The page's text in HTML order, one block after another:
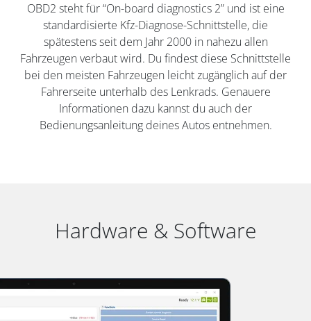
OBD2 steht für “On-board diagnostics 2” und ist eine
standardisierte Kfz-Diagnose-Schnittstelle, die
spätestens seit dem Jahr 2000 in nahezu allen
Fahrzeugen verbaut wird. Du findest diese Schnittstelle
bei den meisten Fahrzeugen leicht zugänglich auf der
Fahrerseite unterhalb des Lenkrads. Genauere
Informationen dazu kannst du auch der
Bedienungsanleitung deines Autos entnehmen.
Hardware & Software